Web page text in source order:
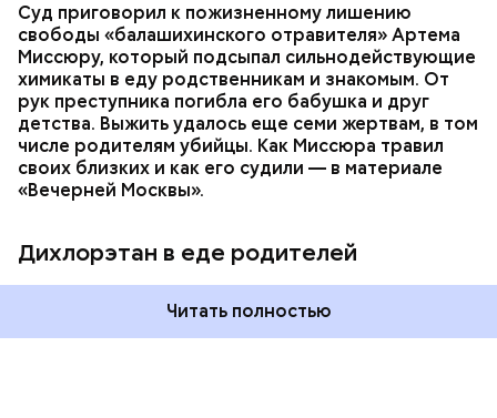
Суд приговорил к пожизненному лишению
свободы «балашихинского отравителя» Артема
Миссюру, который подсыпал сильнодействующие
химикаты в еду родственникам и знакомым. От
рук преступника погибла его бабушка и друг
детства. Выжить удалось еще семи жертвам, в том
числе родителям убийцы. Как Миссюра травил
своих близких и как его судили — в материале
«Вечерней Москвы».
Дихлорэтан в еде родителей
Читать полностью